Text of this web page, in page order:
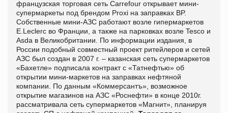
французская торговая сеть Carrefour открывает мини-
супермаркеты под брендом Proxi на заправках BP.
Собственные мини-АЗС работают возле гипермаркетов
E.Leclerc во Франции, а также на парковках возле Tesco и
Asda в Великобритании. По информации издания, в
России подобный совместный проект ритейлеров и сетей
АЗС был создан в 2007 г. – казанская сеть супермаркетов
«Бахетле» подписала контракт с «Татнефтью» об
открытии мини-маркетов на заправках нефтяной
компании. По данным «Коммерсантъ», возможное
открытие магазинов на АЗС «Роснефти» в конце 2010г.
рассматривала сеть супермаркетов «Магнит», планируя